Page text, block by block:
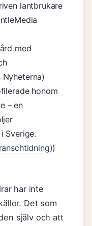
lantbrukare
med
honom
– en
Sverige.
)
har inte
Det som
själv och att